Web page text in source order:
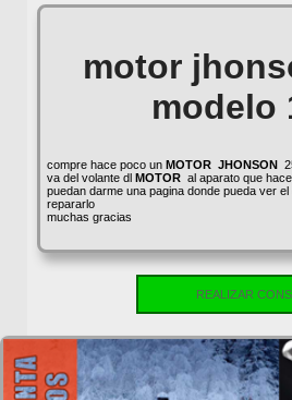
motor
modelo
compre hace poco un MOTOR JHONSON
va del volante dl MOTORal aparato que
puedan darme una pagina donde pueda ver
repararlo
muchas gracias
REALIZAR